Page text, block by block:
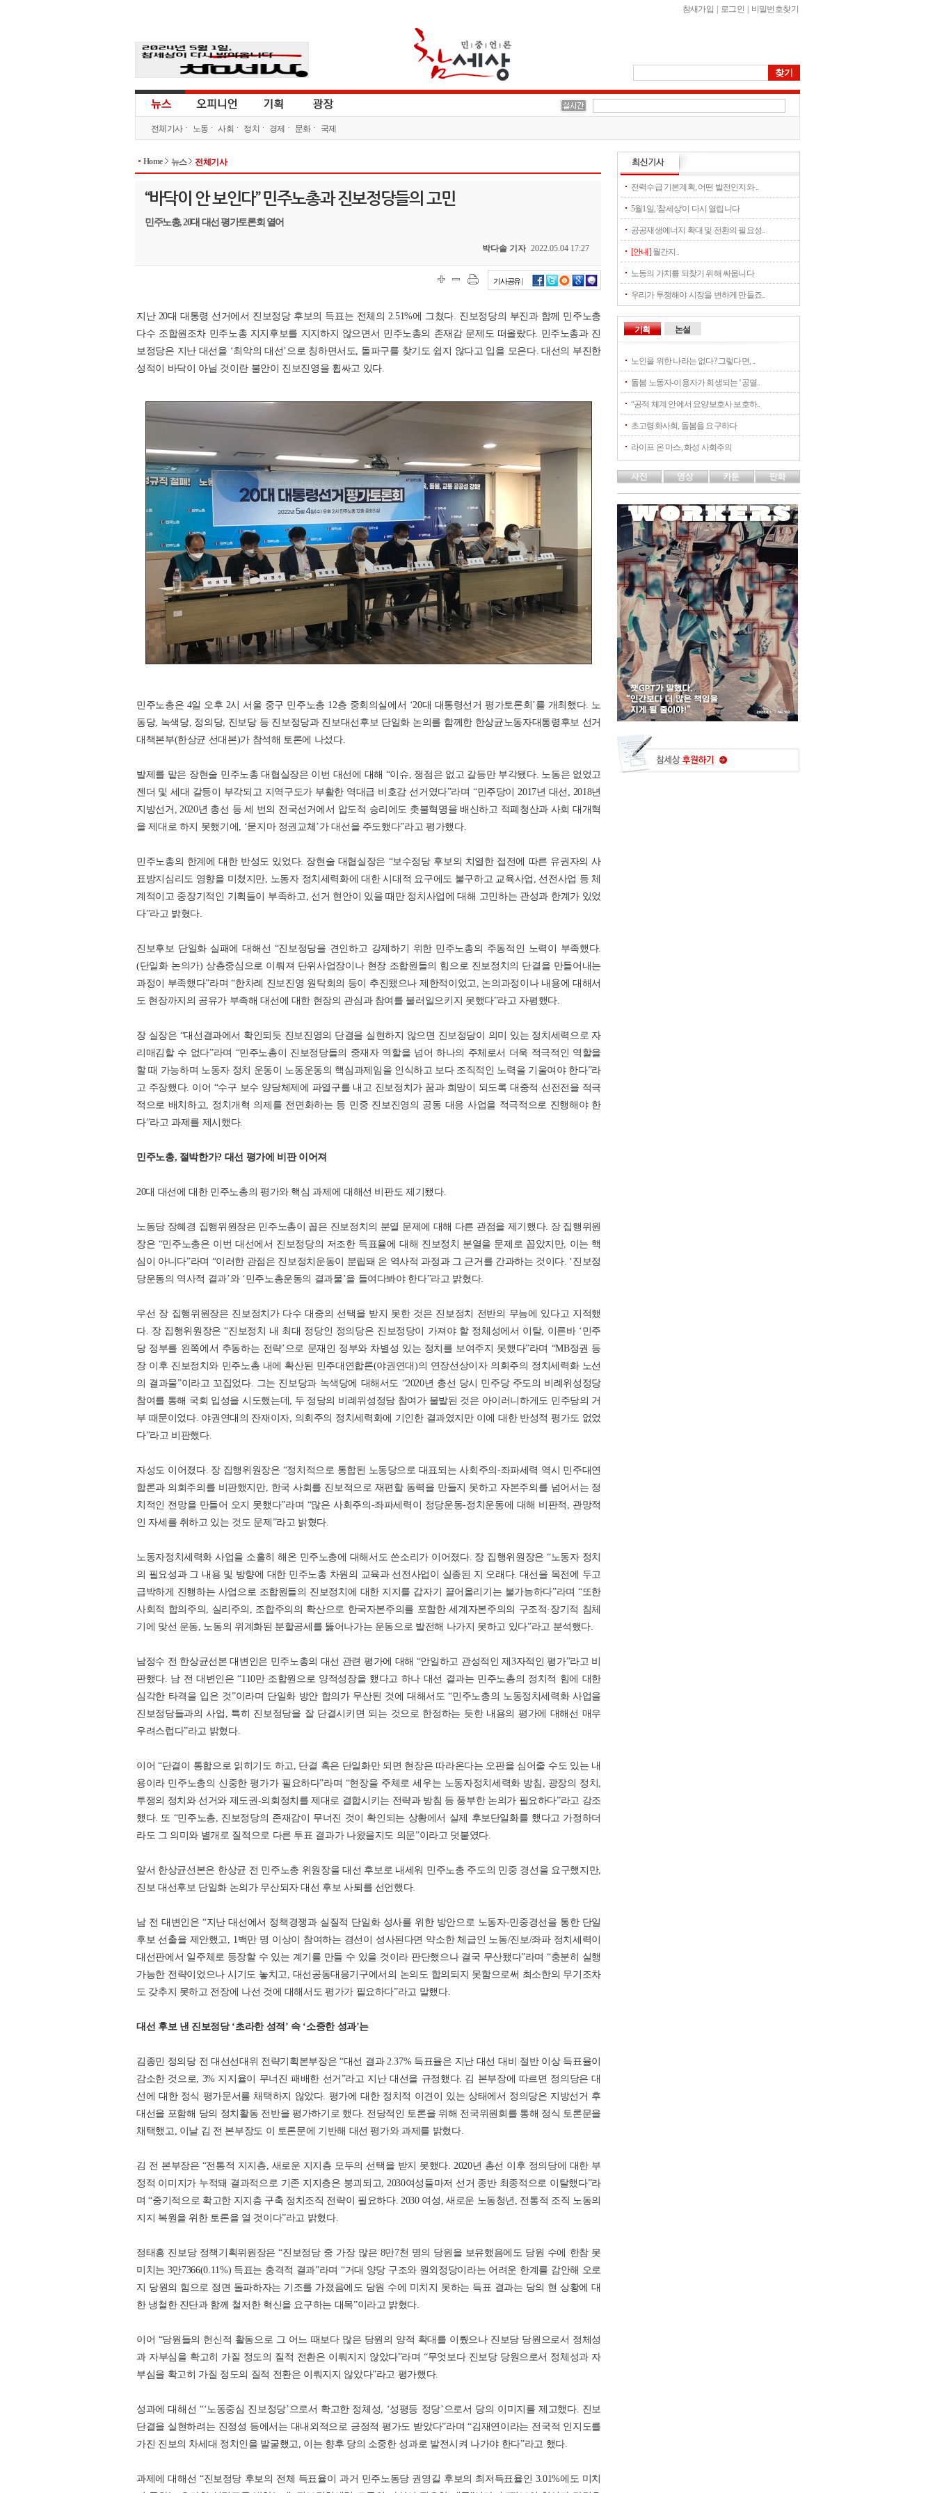
참새가입 로그인 비밀번호찾기
전체기사 노동 사회 정치 경제 문화 국제
Home 뉴스 전체기사
“바닥이 안 보인다” 민주노총과 진보정당들의 고민
민주노총, 20대 대선 평가토론회 열어
박다솔 기자 2022.05.04 17:27
기사공유 |
지난 20대 대통령 선거에서 진보정당 후보의 득표는 전체의 2.51%에 그쳤다. 진보정당의 부진과 함께 민주노총
다수 조합원조차 민주노총 지지후보를 지지하지 않으면서 민주노총의 존재감 문제도 떠올랐다. 민주노총과 진
보정당은 지난 대선을 ‘최악의 대선’으로 칭하면서도, 돌파구를 찾기도 쉽지 않다고 입을 모은다. 대선의 부진한
성적이 바닥이 아닐 것이란 불안이 진보진영을 휩싸고 있다.
민주노총은 4일 오후 2시 서울 중구 민주노총 12층 중회의실에서 ‘20대 대통령선거 평가토론회’를 개최했다. 노
동당, 녹색당, 정의당, 진보당 등 진보정당과 진보대선후보 단일화 논의를 함께한 한상균노동자대통령후보 선거
대책본부(한상균 선대본)가 참석해 토론에 나섰다.
발제를 맡은 장현술 민주노총 대협실장은 이번 대선에 대해 “이슈, 쟁점은 없고 갈등만 부각됐다. 노동은 없었고
젠더 및 세대 갈등이 부각되고 지역구도가 부활한 역대급 비호감 선거였다”라며 “민주당이 2017년 대선, 2018년
지방선거, 2020년 총선 등 세 번의 전국선거에서 압도적 승리에도 촛불혁명을 배신하고 적폐청산과 사회 대개혁
을 제대로 하지 못했기에, ‘묻지마 정권교체’가 대선을 주도했다”라고 평가했다.
민주노총의 한계에 대한 반성도 있었다. 장현술 대협실장은 “보수정당 후보의 치열한 접전에 따른 유권자의 사
표방지심리도 영향을 미쳤지만, 노동자 정치세력화에 대한 시대적 요구에도 불구하고 교육사업, 선전사업 등 체
계적이고 중장기적인 기획들이 부족하고, 선거 현안이 있을 때만 정치사업에 대해 고민하는 관성과 한계가 있었
다”라고 밝혔다.
진보후보 단일화 실패에 대해선 “진보정당을 견인하고 강제하기 위한 민주노총의 주동적인 노력이 부족했다.
(단일화 논의가) 상층중심으로 이뤄져 단위사업장이나 현장 조합원들의 힘으로 진보정치의 단결을 만들어내는
과정이 부족했다”라며 “한차례 진보진영 원탁회의 등이 추진됐으나 제한적이었고, 논의과정이나 내용에 대해서
도 현장까지의 공유가 부족해 대선에 대한 현장의 관심과 참여를 불러일으키지 못했다”라고 자평했다.
장 실장은 “대선결과에서 확인되듯 진보진영의 단결을 실현하지 않으면 진보정당이 의미 있는 정치세력으로 자
리매김할 수 없다”라며 “민주노총이 진보정당들의 중재자 역할을 넘어 하나의 주체로서 더욱 적극적인 역할을
할 때 가능하며 노동자 정치 운동이 노동운동의 핵심과제임을 인식하고 보다 조직적인 노력을 기울여야 한다”라
고 주장했다. 이어 “수구 보수 양당체제에 파열구를 내고 진보정치가 꿈과 희망이 되도록 대중적 선전전을 적극
적으로 배치하고, 정치개혁 의제를 전면화하는 등 민중 진보진영의 공동 대응 사업을 적극적으로 진행해야 한
다”라고 과제를 제시했다.
민주노총, 절박한가? 대선 평가에 비판 이어져
20대 대선에 대한 민주노총의 평가와 핵심 과제에 대해선 비판도 제기됐다.
노동당 장혜경 집행위원장은 민주노총이 꼽은 진보정치의 분열 문제에 대해 다른 관점을 제기했다. 장 집행위원
장은 “민주노총은 이번 대선에서 진보정당의 저조한 득표율에 대해 진보정치 분열을 문제로 꼽았지만, 이는 핵
심이 아니다”라며 “이러한 관점은 진보정치운동이 분립돼 온 역사적 과정과 그 근거를 간과하는 것이다. ‘진보정
당운동의 역사적 결과’와 ‘민주노총운동의 결과물’을 들여다봐야 한다”라고 밝혔다.
우선 장 집행위원장은 진보정치가 다수 대중의 선택을 받지 못한 것은 진보정치 전반의 무능에 있다고 지적했
다. 장 집행위원장은 “진보정치 내 최대 정당인 정의당은 진보정당이 가져야 할 정체성에서 이탈, 이른바 ‘민주
당 정부를 왼쪽에서 추동하는 전략’으로 문재인 정부와 차별성 있는 정치를 보여주지 못했다”라며 “MB정권 등
장 이후 진보정치와 민주노총 내에 확산된 민주대연합론(야권연대)의 연장선상이자 의회주의 정치세력화 노선
의 결과물”이라고 꼬집었다. 그는 진보당과 녹색당에 대해서도 “2020년 총선 당시 민주당 주도의 비례위성정당
참여를 통해 국회 입성을 시도했는데, 두 정당의 비례위성정당 참여가 불발된 것은 아이러니하게도 민주당의 거
부 때문이었다. 야권연대의 잔재이자, 의회주의 정치세력화에 기인한 결과였지만 이에 대한 반성적 평가도 없었
다”라고 비판했다.
자성도 이어졌다. 장 집행위원장은 “정치적으로 통합된 노동당으로 대표되는 사회주의-좌파세력 역시 민주대연
합론과 의회주의를 비판했지만, 한국 사회를 진보적으로 재편할 동력을 만들지 못하고 자본주의를 넘어서는 정
치적인 전망을 만들어 오지 못했다”라며 “많은 사회주의-좌파세력이 정당운동-정치운동에 대해 비판적, 관망적
인 자세를 취하고 있는 것도 문제”라고 밝혔다.
노동자정치세력화 사업을 소홀히 해온 민주노총에 대해서도 쓴소리가 이어졌다. 장 집행위원장은 “노동자 정치
의 필요성과 그 내용 및 방향에 대한 민주노총 차원의 교육과 선전사업이 실종된 지 오래다. 대선을 목전에 두고
급박하게 진행하는 사업으로 조합원들의 진보정치에 대한 지지를 갑자기 끌어올리기는 불가능하다”라며 “또한
사회적 합의주의, 실리주의, 조합주의의 확산으로 한국자본주의를 포함한 세계자본주의의 구조적·장기적 침체
기에 맞선 운동, 노동의 위계화된 분할공세를 뚫어나가는 운동으로 발전해 나가지 못하고 있다”라고 분석했다.
남정수 전 한상균선본 대변인은 민주노총의 대선 관련 평가에 대해 “안일하고 관성적인 제3자적인 평가”라고 비
판했다. 남 전 대변인은 “110만 조합원으로 양적성장을 했다고 하나 대선 결과는 민주노총의 정치적 힘에 대한
심각한 타격을 입은 것”이라며 단일화 방안 합의가 무산된 것에 대해서도 “민주노총의 노동정치세력화 사업을
진보정당들과의 사업, 특히 진보정당을 잘 단결시키면 되는 것으로 한정하는 듯한 내용의 평가에 대해선 매우
우려스럽다”라고 밝혔다.
이어 “단결이 통합으로 읽히기도 하고, 단결 혹은 단일화만 되면 현장은 따라온다는 오판을 심어줄 수도 있는 내
용이라 민주노총의 신중한 평가가 필요하다”라며 “현장을 주체로 세우는 노동자정치세력화 방침, 광장의 정치,
투쟁의 정치와 선거와 제도권-의회정치를 제대로 결합시키는 전략과 방침 등 풍부한 논의가 필요하다”라고 강조
했다. 또 “민주노총, 진보정당의 존재감이 무너진 것이 확인되는 상황에서 실제 후보단일화를 했다고 가정하더
라도 그 의미와 별개로 질적으로 다른 투표 결과가 나왔을지도 의문”이라고 덧붙였다.
앞서 한상균선본은 한상균 전 민주노총 위원장을 대선 후보로 내세워 민주노총 주도의 민중 경선을 요구했지만,
진보 대선후보 단일화 논의가 무산되자 대선 후보 사퇴를 선언했다.
남 전 대변인은 “지난 대선에서 정책경쟁과 실질적 단일화 성사를 위한 방안으로 노동자-민중경선을 통한 단일
후보 선출을 제안했고, 1백만 명 이상이 참여하는 경선이 성사된다면 약소한 체급인 노동/진보/좌파 정치세력이
대선판에서 일주체로 등장할 수 있는 계기를 만들 수 있을 것이라 판단했으나 결국 무산됐다”라며 “충분히 실행
가능한 전략이었으나 시기도 놓치고, 대선공동대응기구에서의 논의도 합의되지 못함으로써 최소한의 무기조차
도 갖추지 못하고 전장에 나선 것에 대해서도 평가가 필요하다”라고 말했다.
대선 후보 낸 진보정당 ‘초라한 성적’ 속 ‘소중한 성과’는
김종민 정의당 전 대선선대위 전략기획본부장은 “대선 결과 2.37% 득표율은 지난 대선 대비 절반 이상 득표율이
감소한 것으로, 3% 지지율이 무너진 패배한 선거”라고 지난 대선을 규정했다. 김 본부장에 따르면 정의당은 대
선에 대한 정식 평가문서를 채택하지 않았다. 평가에 대한 정치적 이견이 있는 상태에서 정의당은 지방선거 후
대선을 포함해 당의 정치활동 전반을 평가하기로 했다. 전당적인 토론을 위해 전국위원회를 통해 정식 토론문을
채택했고, 이날 김 전 본부장도 이 토론문에 기반해 대선 평가와 과제를 밝혔다.
김 전 본부장은 “전통적 지지층, 새로운 지지층 모두의 선택을 받지 못했다. 2020년 총선 이후 정의당에 대한 부
정적 이미지가 누적돼 결과적으로 기존 지지층은 붕괴되고, 2030여성들마저 선거 종반 최종적으로 이탈했다”라
며 “중기적으로 확고한 지지층 구축 정치조직 전략이 필요하다. 2030 여성, 새로운 노동청년, 전통적 조직 노동의
지지 복원을 위한 토론을 열 것이다”라고 밝혔다.
정태흥 진보당 정책기획위원장은 “진보정당 중 가장 많은 8만7천 명의 당원을 보유했음에도 당원 수에 한참 못
미치는 3만7366(0.11%) 득표는 충격적 결과”라며 “거대 양당 구조와 원외정당이라는 어려운 한계를 감안해 오로
지 당원의 힘으로 정면 돌파하자는 기조를 가졌음에도 당원 수에 미치지 못하는 득표 결과는 당의 현 상황에 대
한 냉철한 진단과 함께 철저한 혁신을 요구하는 대목”이라고 밝혔다.
이어 “당원들의 헌신적 활동으로 그 어느 때보다 많은 당원의 양적 확대를 이뤘으나 진보당 당원으로서 정체성
과 자부심을 확고히 가질 정도의 질적 전환은 이뤄지지 않았다”라며 “무엇보다 진보당 당원으로서 정체성과 자
부심을 확고히 가질 정도의 질적 전환은 이뤄지지 않았다”라고 평가했다.
성과에 대해선 “‘노동중심 진보정당’으로서 확고한 정체성, ‘성평등 정당’으로서 당의 이미지를 제고했다. 진보
단결을 실현하려는 진정성 등에서는 대내외적으로 긍정적 평가도 받았다”라며 “김재연이라는 전국적 인지도를
가진 진보의 차세대 정치인을 발굴했고, 이는 향후 당의 소중한 성과로 발전시켜 나가야 한다”라고 했다.
과제에 대해선 “진보정당 후보의 전체 득표율이 과거 민주노동당 권영길 후보의 최저득표율인 3.01%에도 미치
전력수급 기본계획, 어떤 발전인지와 ..
5월1일, '참세상'이 다시 열립니다
공공재생에너지 확대 및 전환의 필요성..
[안내]월간지..
노동의 가치를 되찾기 위해 싸웁니다
우리가 투쟁해야 시장을 변하게 만들죠..
기획
노인을 위한 나라는 없다? 그렇다면, ..
돌봄 노동자-이용자가 희생되는 ‘공멸..
“공적 체계 안에서 요양보호사 보호하..
초고령화사회, 돌봄을 요구하다
라이프 온 마스, 화성 사회주의
논설